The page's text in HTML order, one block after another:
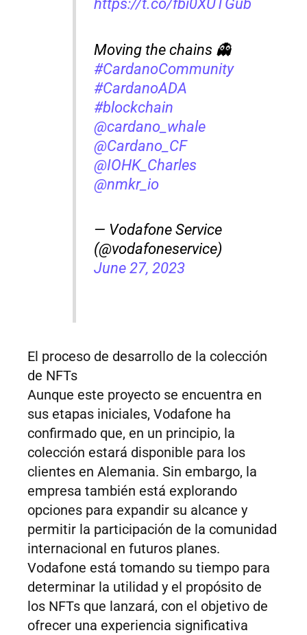
https://t.co/fbi0XUTGub
Moving the chains 👻
#CardanoCommunity
#CardanoADA
#blockchain
@cardano_whale
@Cardano_CF
@IOHK_Charles
@nmkr_io
— Vodafone Service
(@vodafoneservice)
June 27, 2023
El proceso de desarrollo de la colección
de NFTs
Aunque este proyecto se encuentra en
sus etapas iniciales, Vodafone ha
confirmado que, en un principio, la
colección estará disponible para los
clientes en Alemania. Sin embargo, la
empresa también está explorando
opciones para expandir su alcance y
permitir la participación de la comunidad
internacional en futuros planes.
Vodafone está tomando su tiempo para
determinar la utilidad y el propósito de
los NFTs que lanzará, con el objetivo de
ofrecer una experiencia significativa